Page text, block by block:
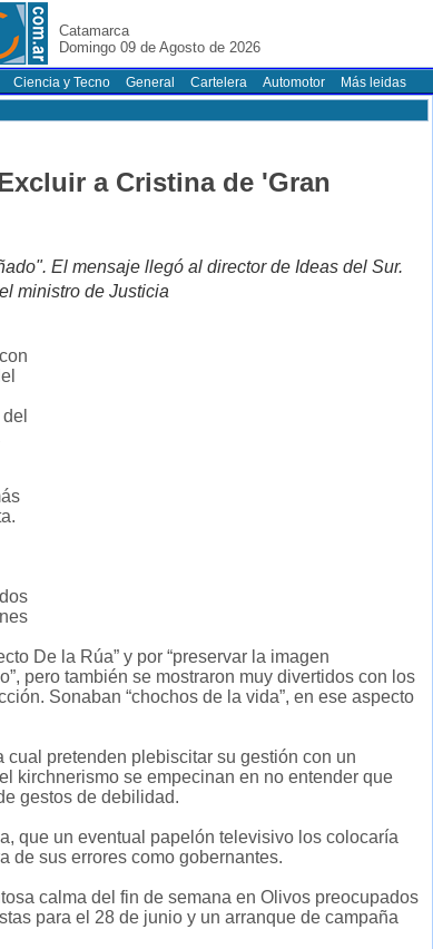
Catamarca
Domingo 09 de Agosto de 2026
Ciencia y Tecno General Cartelera Automotor Más leidas
a Cristina de 'Gran
El mensaje llegó al director de Ideas del Sur.
ministro de Justicia
De la Rúa” y por “preservar la imagen
pero también se mostraron muy divertidos con los
Sonaban “chochos de la vida”, en ese aspecto
pretenden plebiscitar su gestión con un
kirchnerismo se empecinan en no entender que
gestos de debilidad.
que un eventual papelón televisivo los colocaría
de sus errores como gobernantes.
calma del fin de semana en Olivos preocupados
para el 28 de junio y un arranque de campaña